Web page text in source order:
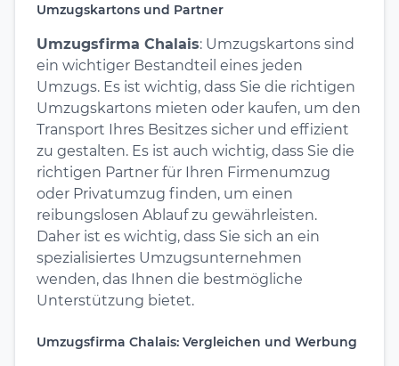
Umzugskartons und Partner
Umzugsfirma Chalais: Umzugskartons sind
ein wichtiger Bestandteil eines jeden
Umzugs. Es ist wichtig, dass Sie die richtigen
Umzugskartons mieten oder kaufen, um den
Transport Ihres Besitzes sicher und effizient
zu gestalten. Es ist auch wichtig, dass Sie die
richtigen Partner für Ihren Firmenumzug
oder Privatumzug finden, um einen
reibungslosen Ablauf zu gewährleisten.
Daher ist es wichtig, dass Sie sich an ein
spezialisiertes Umzugsunternehmen
wenden, das Ihnen die bestmögliche
Unterstützung bietet.
Umzugsfirma Chalais: Vergleichen und Werbung